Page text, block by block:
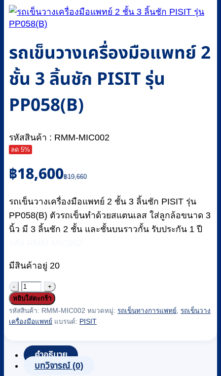
รถเข็นวางเครื่องมือแพทย์ 2
ชั้น 3 ลิ้นชัก PISIT รุ่น
PP058(B)
รหัสสินค้า : RMM-MIC002
ลด 5%
฿19,660
Original
price
฿19,660.
฿18,600
Current
price
฿18,600.
รถเข็นวางเครื่องมือแพทย์ 2 ชั้น 3 ลิ้นชัก PISIT รุ่น
PP058(B) ตัวรถเข็นทำด้วยสแตนเลส ใส่ลูกล้อขนาด 3
นิ้ว มี 3 ลิ้นชัก 2 ชั้น และชั้นบนราวกั้น รับประกัน 1 ปี
มีสินค้าอยู่ 20
จำนวน
รถ
เข็น
มือ
แพทย์
หยิบใส่ตะกร้า
รหัสสินค้า: RMM-MIC002 หมวดหมู่: รถเข็นทางการแพทย์, รถเข็นวาง
เครื่องมือแพทย์ แบรนด์: PISIT
คำอธิบาย
บทวิจารณ์ (0)